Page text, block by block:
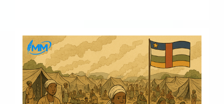
brigade de Bambouti s’échappe après
près de huit mois de captivité
4 minutes